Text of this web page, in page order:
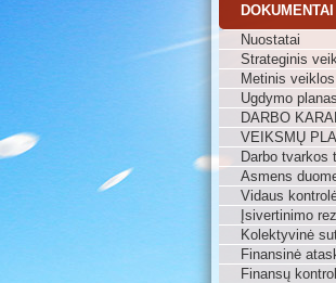
DOKUMENTAI
Nuostatai
Strateginis
Metinis
Ugdymo planas
DARBO
VEIKSMŲ
Darbo tvarkos
Asmens
Vidaus
Įsivertinimo
Kolektyvinė
Finansinė
Finansų